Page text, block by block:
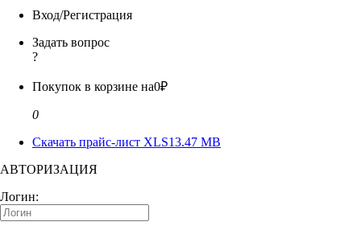
Вход/Регистрация
Задать вопрос
?
Покупок в корзине на0₽
0
Скачать прайс-лист XLS13.47 MB
АВТОРИЗАЦИЯ
Логин: